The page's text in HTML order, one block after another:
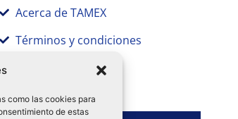
como las cookies para
de estas
Acerca de TAMEX
Términos y condiciones
Aviso de Privacidad